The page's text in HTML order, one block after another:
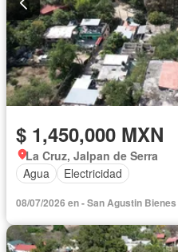
$ 1,450,000 MXN
La Cruz, Jalpan de Serra
Agua
Electricidad
08/07/2026 en - San Agustin